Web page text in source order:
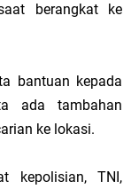
berangkat ke
bantuan kepada
ada tambahan
ke lokasi.
kepolisian, TNI,